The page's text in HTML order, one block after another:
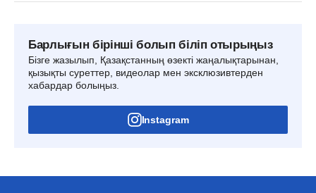
Барлығын бірінші болып біліп отырыңыз
Бізге жазылып, Қазақстанның өзекті жаңалықтарынан,
қызықты суреттер, видеолар мен эксклюзивтерден
хабардар болыңыз.
Instagram